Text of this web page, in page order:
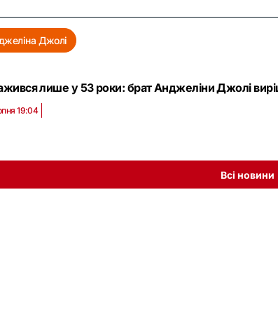
Джолі
лише у 53 роки: брат Анджеліни Джолі
19:04
Всі новини